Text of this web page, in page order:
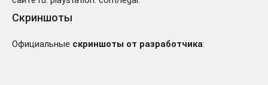
Скриншоты
Официальные скриншоты от разработчика: